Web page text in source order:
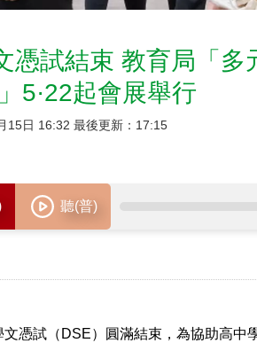
憑試結束 教育局「多
5·22起會展舉行
15日 16:32 最後更新：17:15
文憑試（DSE）圓滿結束，為協助高中